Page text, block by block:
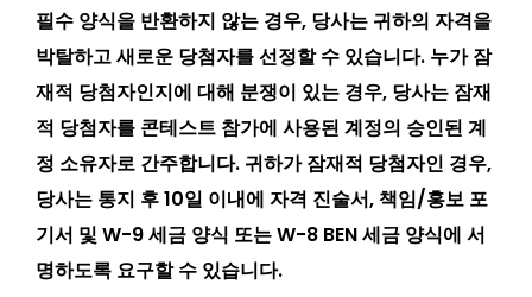
필수 양식을 반환하지 않는 경우, 당사는 귀하의 자격을
박탈하고 새로운 당첨자를 선정할 수 있습니다. 누가 잠
재적 당첨자인지에 대해 분쟁이 있는 경우, 당사는 잠재
적 당첨자를 콘테스트 참가에 사용된 계정의 승인된 계
정 소유자로 간주합니다. 귀하가 잠재적 당첨자인 경우,
당사는 통지 후 10일 이내에 자격 진술서, 책임/홍보 포
기서 및 W-9 세금 양식 또는 W-8 BEN 세금 양식에 서
명하도록 요구할 수 있습니다.